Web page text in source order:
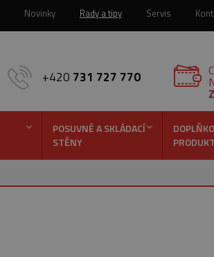
Novinky Rady a tipy Servis
+420 731 727 770
POSUVNÉ A SKLÁDACÍ
STĚNY